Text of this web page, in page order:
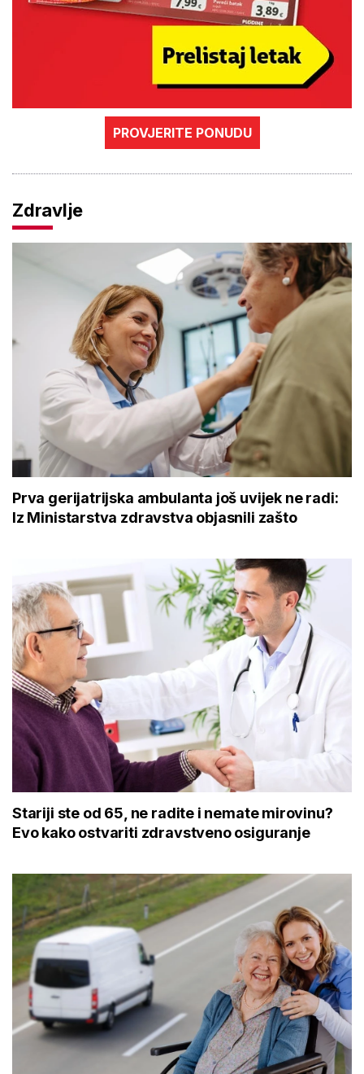
PROVJERITE PONUDU
Zdravlje
Prva gerijatrijska ambulanta još uvijek ne radi:
Iz Ministarstva zdravstva objasnili zašto
Stariji ste od 65, ne radite i nemate mirovinu?
Evo kako ostvariti zdravstveno osiguranje